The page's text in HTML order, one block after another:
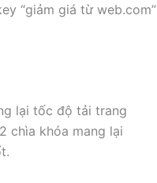
“giảm giá từ web.com”
lại tốc độ tải trang
chìa khóa mang lại